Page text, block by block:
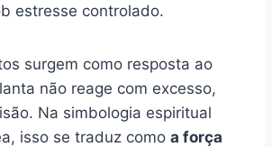
estresse controlado.
surgem como resposta ao
não reage com excesso,
Na simbologia espiritual
isso se traduz como a força